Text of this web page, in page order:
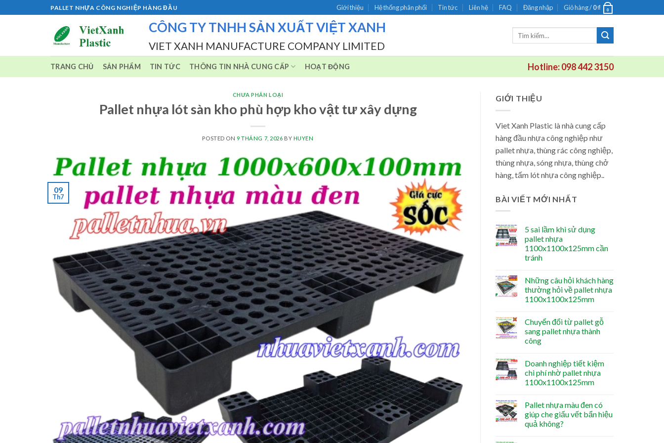
to
PALLET NHỰA CÔNG NGHIỆP HÀNG ĐẦU Giới thiệu Hệ thống phân phối Tin tức Liên hệ FAQ Đăng nhập Giỏ hàng /0₫ 0
CÔNG TY TNHH SẢN XUẤT VIỆT XANH
VIET XANH MANUFACTURE COMPANY LIMITED
TRANG CHỦ SẢN PHẨM TIN TỨC THÔNG TIN NHÀ CUNG CẤP HOẠT ĐỘNG Hotline: 098 442 3150
CHƯA PHÂN LOẠI
Pallet nhựa lót sàn kho phù hợp kho vật tư xây dựng
POSTED ON 9 THÁNG 7, 2026 BY HUYEN
09
Th7
GIỚI THIỆU
Viet Xanh Plastic là nhà cung cấp
hàng đầu nhựa công nghiệp như
pallet nhựa, thùng rác công nghiệp,
thùng nhựa, sóng nhựa, thùng chở
hàng, tấm lót nhựa công nghiệp..
BÀI VIẾT MỚI NHẤT
5 sai lầm khi sử dụng
pallet nhựa
1100x1100x125mm cần
tránh
Những câu hỏi khách hàng
thường hỏi về pallet nhựa
1100x1100x125mm
Chuyển đổi từ pallet gỗ
sang pallet nhựa thành
công
Doanh nghiệp tiết kiệm
chi phí nhờ pallet nhựa
1100x1100x125mm
Pallet nhựa màu đen có
giúp che giấu vết bẩn hiệu
quả không?